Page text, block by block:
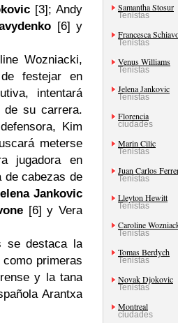
[3]; Andy
[6] y
Wozniacki,
festejar en
intentará
de su carrera.
Kim
meterse
jugadora en
de cabezas de
Jankovic
[6] y Vera
se destaca la
primeras
y la tana
Arantxa
Samantha Stosur
Tenistas
Francesca
Tenistas
Venus Williams
Tenistas
Jelena Jankovic
Tenistas
Florencia
ciudades
Marin Cilic
Tenistas
Juan Carlos
Tenistas
Lleyton Hewitt
Tenistas
Caroline
Tenistas
Tomas Berdych
Tenistas
Novak Djokovic
Tenistas
Montreal
ciudades